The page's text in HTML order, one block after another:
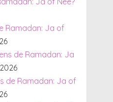
Ramadan: Ja of
de Ramadan: Ja
de Ramadan: Ja of